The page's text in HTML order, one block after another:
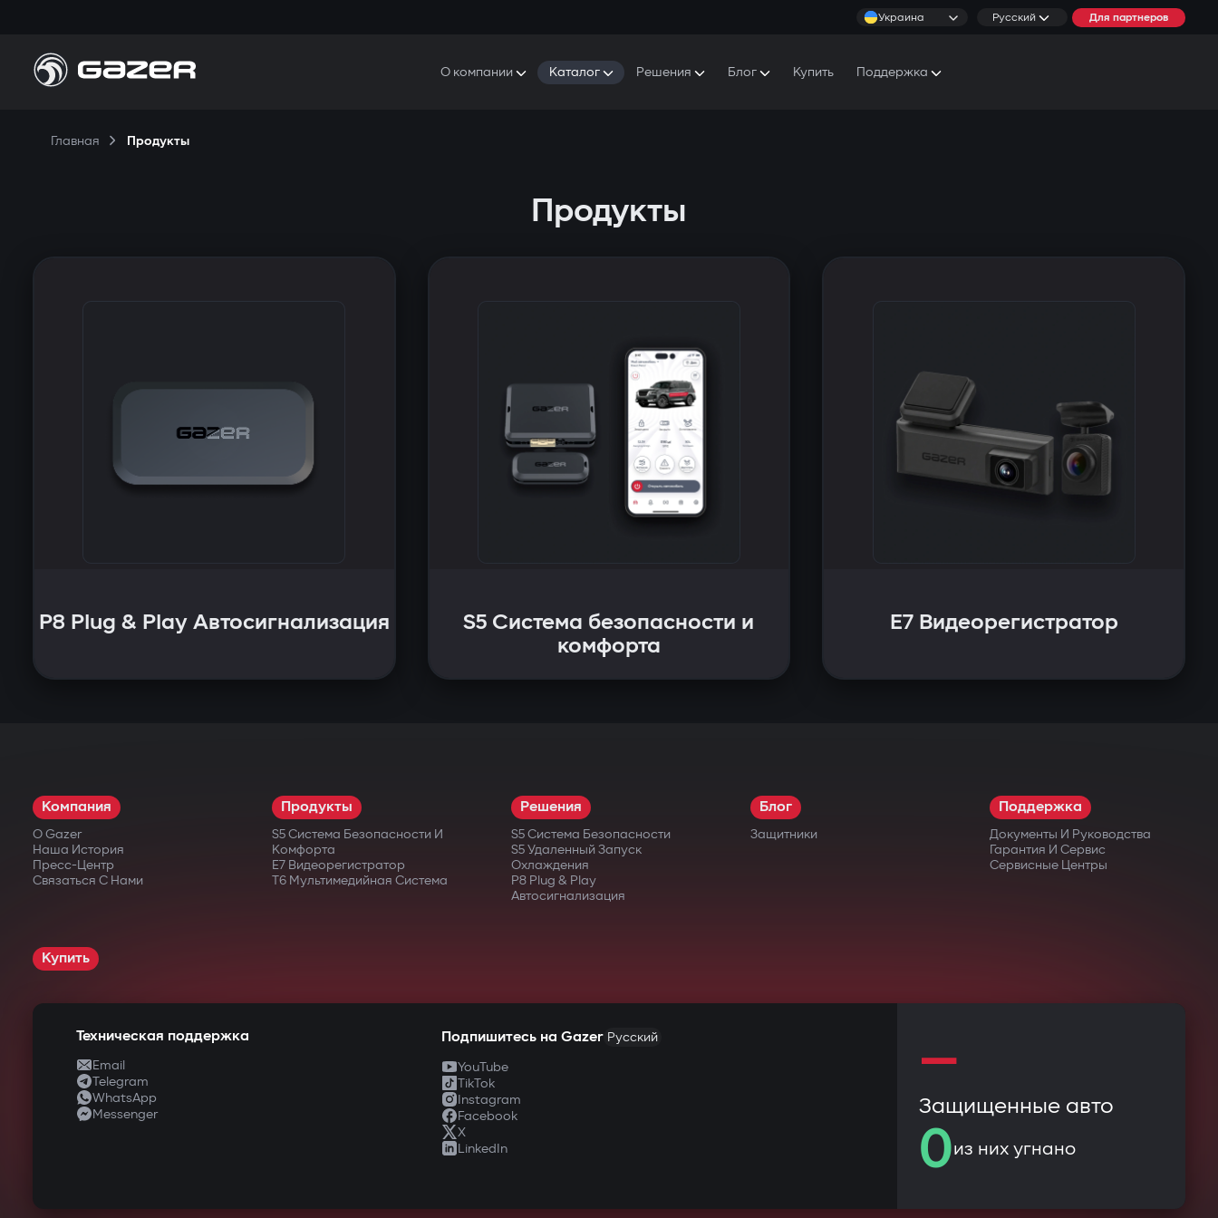
Украина Русский Для партнеров
О компании Каталог Решения Блог Купить Поддержка
Главная Продукты
Продукты
P8 Plug & Play Автосигнализация
S5 Система безопасности и
комфорта
E7 Видеорегистратор
Компания
О Gazer
Наша История
Пресс-Центр
Связаться С Нами
Продукты
S5 Система Безопасности И
Комфорта
E7 Видеорегистратор
T6 Мультимедийная Система
Решения
S5 Система Безопасности
S5 Удаленный Запуск
Охлаждения
P8 Plug & Play
Автосигнализация
Блог
Защитники
Поддержка
Документы И Руководства
Гарантия И Сервис
Сервисные Центры
Купить
Техническая поддержка
Email
Telegram
WhatsApp
Messenger
Подпишитесь на Gazer Русский
YouTube
TikTok
Instagram
Facebook
X
LinkedIn
—
Защищенные авто
0из них угнано